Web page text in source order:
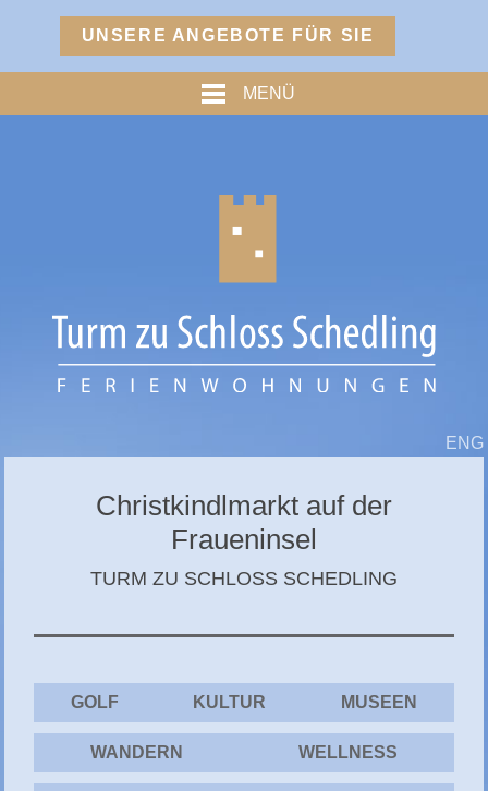
Menü
TURMPALAIS
HERZOGPALAIS
TROSTBERG
CHIEMGAU
GÄSTEBUCH
UNSERE ANGEBOTE FÜR SIE
MENÜ
ENG
Christkindlmarkt auf der
Fraueninsel
TURM ZU SCHLOSS SCHEDLING
GOLF KULTUR MUSEEN
WANDERN WELLNESS